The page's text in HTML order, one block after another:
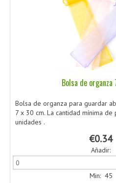
Bolsa de organza
Bolsa de organza para guardar
7 x 30 cm. La cantidad mínima
unidades .
€0.34
Añadir:
Min: 45